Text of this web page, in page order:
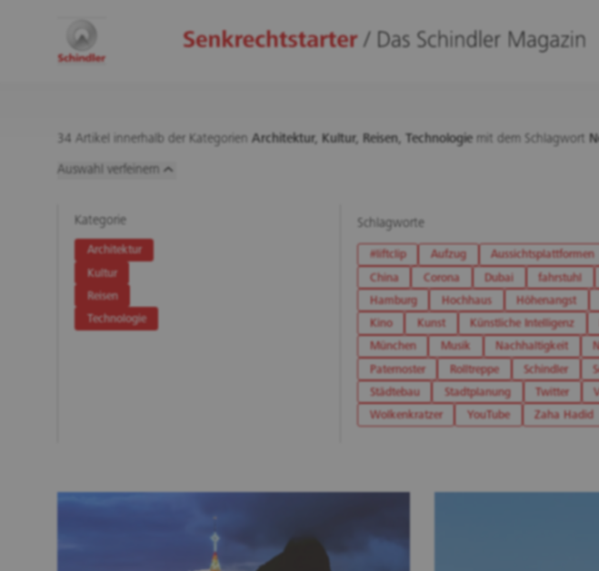
34 Artikel innerhalb der Kategorien Architektur, Kultur, Reisen, Technologie mit dem Schlagwort
Auswahl verfeinern
Kategorie
Architektur
Kultur
Reisen
Technologie
Schlagworte
#liftclip Aufzug Aussichtsplattformen
China
Corona Dubai fahrstuhl
Hamburg
Hochhaus Höhenangst
Kino
Kunst Künstliche Intelligenz
München
Musik Nachhaltigkeit
Paternoster
Rolltreppe Schindler
Städtebau
Stadtplanung Twitter
Wolkenkratzer
YouTube Zaha Hadid